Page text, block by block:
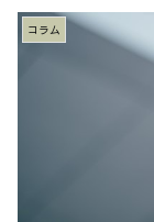
コラム